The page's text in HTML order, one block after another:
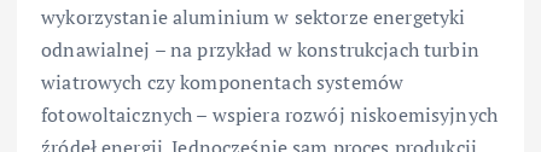
wykorzystanie aluminium w sektorze energetyki
odnawialnej – na przykład w konstrukcjach turbin
wiatrowych czy komponentach systemów
fotowoltaicznych – wspiera rozwój niskoemisyjnych